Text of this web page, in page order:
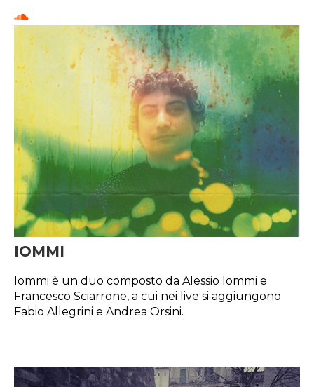
IOMMI
Iommi è un duo composto da Alessio Iommi e
Francesco Sciarrone, a cui nei live si aggiungono
Fabio Allegrini e Andrea Orsini.